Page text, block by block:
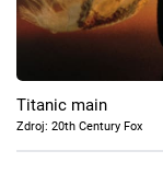
Cool Esport
Pořady
TV Program
Titanic main
Zdroj: 20th Century Fox